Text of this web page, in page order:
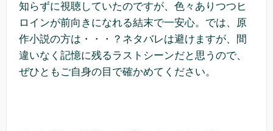
知らずに視聴していたのですが、色々ありつつヒ
ロインが前向きになれる結末で一安心。では、原
作小説の方は・・・？ネタバレは避けますが、間
違いなく記憶に残るラストシーンだと思うので、
ぜひともご自身の目で確かめてください。